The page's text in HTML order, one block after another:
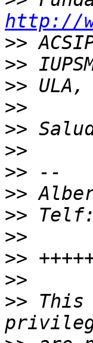
http://
>>
>>
>> ULA,
>>
>>
>>
>>
>>
>>
>>
>>
>>
>> This